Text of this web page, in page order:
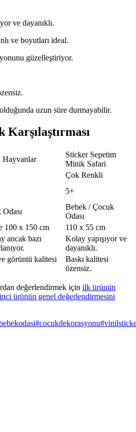
ve dayanıklı.
ve boyutları ideal.
güzelleştiriyor.
uzun süre durmayabilir.
Hayvanlar
Sticker Sepetim
Minik Safari
Çok Renkli
5+
Bebek / Çocuk
Odası
100 x 150 cm
110 x 55 cm
ancak bazı
Kolay yapışıyor ve
dayanıklı.
görüntü kalitesi
Baskı kalitesi
özensiz.
değerlendirmek için ilk ürünün
ürünün genel değerlendirmesini
#cocukdekorasyonu#